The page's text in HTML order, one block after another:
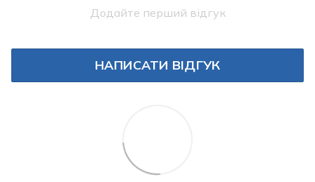
Додайте перший відгук
НАПИСАТИ ВІДГУК